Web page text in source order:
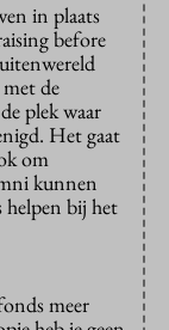
in plaats
before
de
plek waar
Het gaat
om
kunnen
helpen bij het
meer